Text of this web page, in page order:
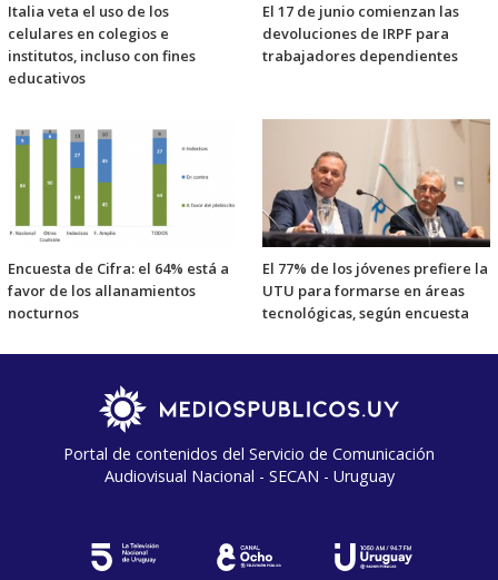
Italia veta el uso de los
celulares en colegios e
institutos, incluso con fines
educativos
El 17 de junio comienzan las
devoluciones de IRPF para
trabajadores dependientes
Encuesta de Cifra: el 64% está a
favor de los allanamientos
nocturnos
El 77% de los jóvenes prefiere la
UTU para formarse en áreas
tecnológicas, según encuesta
Portal de contenidos del Servicio de Comunicación
Audiovisual Nacional - SECAN - Uruguay